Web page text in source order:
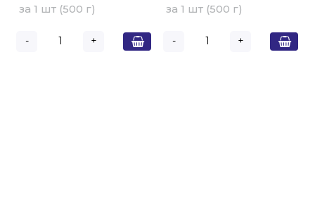
за 1 шт (500 г)
- +
за 1 шт (500 г)
- +